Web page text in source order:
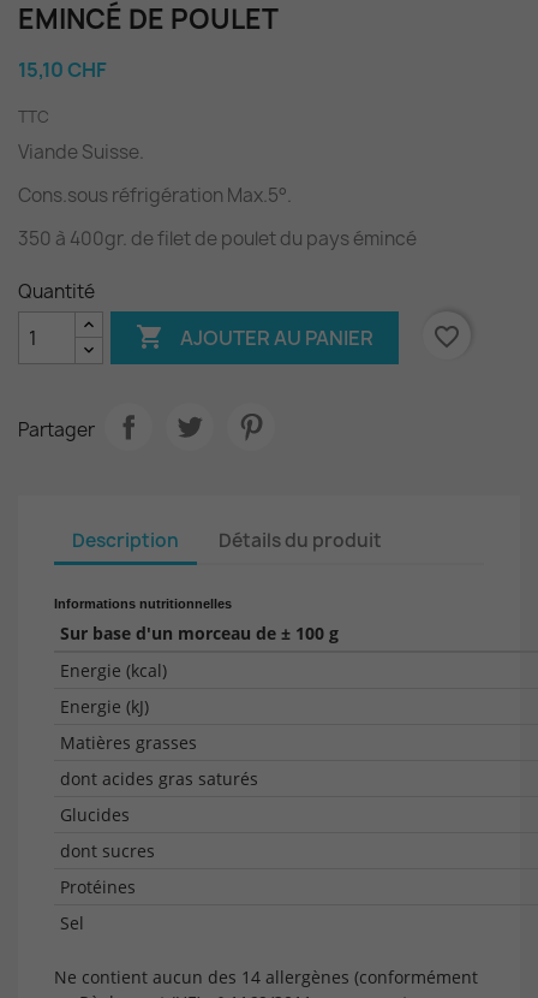
EMINCÉ DE POULET
15,10 CHF
TTC
Viande Suisse.
Cons.sous réfrigération Max.5°.
350 à 400gr. de filet de poulet du pays émincé
Quantité
 AJOUTER AU PANIER favorite_border
Partager
Description Détails du produit
Informations nutritionnelles
Sur base d'un morceau de ± 100 g
Energie (kcal)
Energie (kJ)
Matières grasses
dont acides gras saturés
Glucides
dont sucres
Protéines
Sel
Ne contient aucun des 14 allergènes (conformément